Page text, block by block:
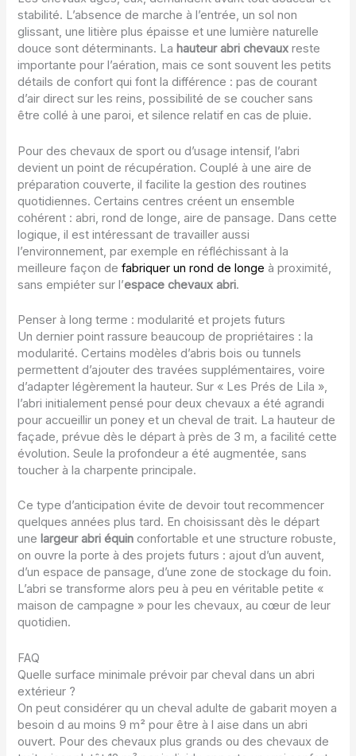
stabilité. L’absence de marche à l’entrée, un sol non
glissant, une litière plus épaisse et une lumière naturelle
douce sont déterminants. La hauteur abri chevaux reste
importante pour l’aération, mais ce sont souvent les petits
détails de confort qui font la différence : pas de courant
d’air direct sur les reins, possibilité de se coucher sans
être collé à une paroi, et silence relatif en cas de pluie.
Pour des chevaux de sport ou d’usage intensif, l’abri
devient un point de récupération. Couplé à une aire de
préparation couverte, il facilite la gestion des routines
quotidiennes. Certains centres créent un ensemble
cohérent : abri, rond de longe, aire de pansage. Dans cette
logique, il est intéressant de travailler aussi
l’environnement, par exemple en réfléchissant à la
meilleure façon defabriquer un rond de longe à proximité,
sans empiéter sur l’espace chevaux abri.
Penser à long terme : modularité et projets futurs
Un dernier point rassure beaucoup de propriétaires : la
modularité. Certains modèles d’abris bois ou tunnels
permettent d’ajouter des travées supplémentaires, voire
d’adapter légèrement la hauteur. Sur « Les Prés de Lila »,
l’abri initialement pensé pour deux chevaux a été agrandi
pour accueillir un poney et un cheval de trait. La hauteur de
façade, prévue dès le départ à près de 3 m, a facilité cette
évolution. Seule la profondeur a été augmentée, sans
toucher à la charpente principale.
Ce type d’anticipation évite de devoir tout recommencer
quelques années plus tard. En choisissant dès le départ
une largeur abri équin confortable et une structure robuste,
on ouvre la porte à des projets futurs : ajout d’un auvent,
d’un espace de pansage, d’une zone de stockage du foin.
L’abri se transforme alors peu à peu en véritable petite «
maison de campagne » pour les chevaux, au cœur de leur
quotidien.
FAQ
Quelle surface minimale prévoir par cheval dans un abri
extérieur ?
On peut considérer qu un cheval adulte de gabarit moyen a
besoin d au moins 9 m² pour être à l aise dans un abri
ouvert. Pour des chevaux plus grands ou des chevaux de